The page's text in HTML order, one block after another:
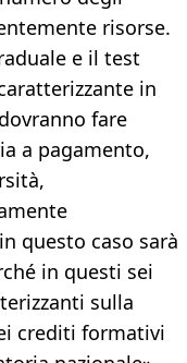
risorse.
e il test
in
fare
a pagamento,
questo caso sarà
in questi sei
sulla
crediti formativi